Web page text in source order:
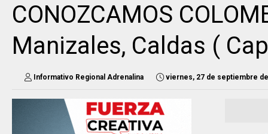
CONOZCAMOS
Manizales, Caldas (
Informativo Regional Adrenalina viernes, 27 de septiembre